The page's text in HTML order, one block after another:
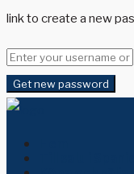
link to create a new
Get new password